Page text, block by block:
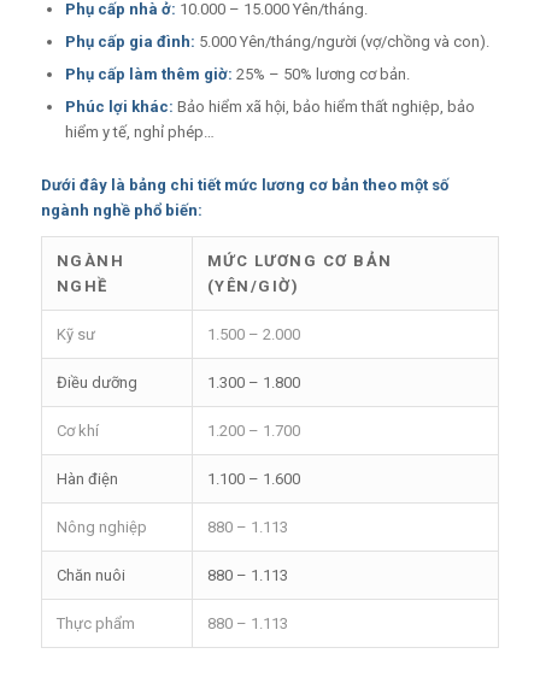
Phụ cấp nhà ở: 10.000 – 15.000 Yên/tháng.
Phụ cấp gia đình: 5.000 Yên/tháng/người (vợ/chồng và con).
Phụ cấp làm thêm giờ: 25% – 50% lương cơ bản.
Phúc lợi khác: Bảo hiểm xã hội, bảo hiểm thất nghiệp, bảo
hiểm y tế, nghỉ phép…
Dưới đây là bảng chi tiết mức lương cơ bản theo một số
ngành nghề phổ biến:
NGÀNH
NGHỀ
MỨC LƯƠNG CƠ BẢN
(YÊN/GIỜ)
Kỹ sư 1.500 – 2.000
Điều dưỡng 1.300 – 1.800
Cơ khí 1.200 – 1.700
Hàn điện 1.100 – 1.600
Nông nghiệp 880 – 1.113
Chăn nuôi 880 – 1.113
Thực phẩm 880 – 1.113